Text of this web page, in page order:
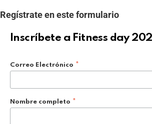
Regístrate en este formulario
Inscríbete a Fitness day
Correo Electrónico
Nombre completo *